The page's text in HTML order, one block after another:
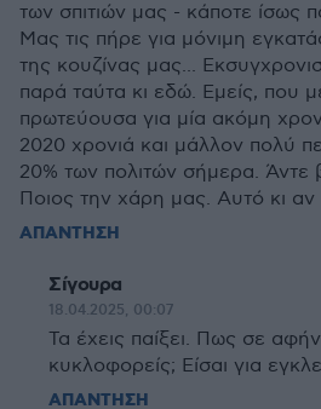
των σπιτιών μας - κάποτε ίσως
Μας τις πήρε για μόνιμη
της κουζίνας μας...
παρά ταύτα κι εδώ. Εμείς, που
πρωτεύουσα για μία ακόμη
2020 χρονιά και μάλλον πολύ
20% των πολιτών σήμερα. Άντε
Ποιος την χάρη μας. Αυτό κι αν
ΑΠΑΝΤΗΣΗ
Σίγουρα
18.04.2025, 00:07
Τα έχεις παίξει. Πως σε
κυκλοφορείς; Είσαι για
ΑΠΑΝΤΗΣΗ